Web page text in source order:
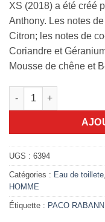
XS (2018) a été créé
Anthony. Les notes
Citron; les notes de
Coriandre et
Mousse de chêne et
quantité de XS (2018)
UGS : 6394
Catégories : Eau de toillete
HOMME
Étiquette : PACO